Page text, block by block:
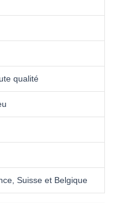
qualité
Suisse et Belgique